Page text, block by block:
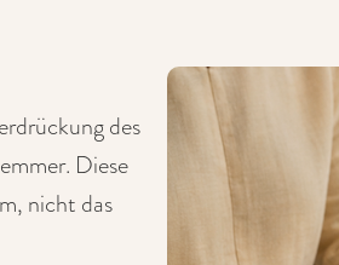
des
Diese
nicht das